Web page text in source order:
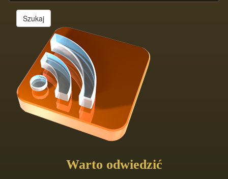
Szukaj
Warto odwiedzić